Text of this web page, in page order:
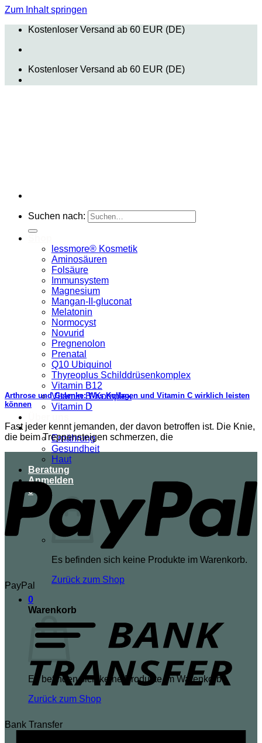
Zum Inhalt springen
Kostenloser Versand ab 60 EUR (DE)
Kostenloser Versand ab 60 EUR (DE)
Suchen nach:
lessmore® Kosmetik
Aminosäuren
Folsäure
Immunsystem
Magnesium
Mangan-II-gluconat
Melatonin
Normocyst
Novurid
Pregnenolon
Prenatal
Q10 Ubiquinol
Thyreoplus Schilddrüsenkomplex
Vitamin B12
Vitamin B-Komplex
Vitamin D
Ratgeber
Ernährung
Gesundheit
Haut
Beratung
Anmelden
0
Es befinden sich keine Produkte im Warenkorb.
Zurück zum Shop
0
Warenkorb
Es befinden sich keine Produkte im Warenkorb.
Zurück zum Shop
Arthrose und Gelenke: Was Kollagen und Vitamin C wirklich leisten
können
Fast jeder kennt jemanden, der davon betroffen ist. Die Knie,
die beim Treppensteigen schmerzen, die
PayPal
Bank Transfer